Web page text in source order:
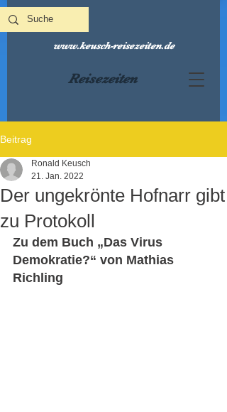
Reisezeiten
www.keusch-reisezeiten.de
Beitrag
Der ungekrönte Hofnarr gibt
zu Protokoll
Ronald Keusch
21. Jan. 2022
Zu dem Buch „Das Virus
Demokratie?“ von Mathias
Richling